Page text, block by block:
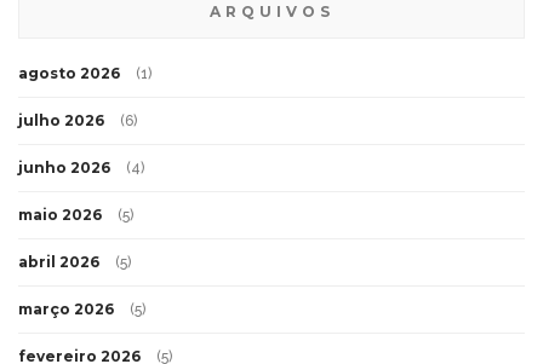
ARQUIVOS
agosto 2026 (1)
julho 2026 (6)
junho 2026 (4)
maio 2026 (5)
abril 2026 (5)
março 2026 (5)
fevereiro 2026 (5)